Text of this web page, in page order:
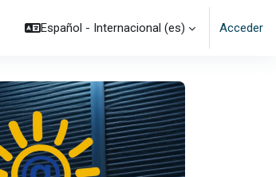
Español - Internacional ‎(es)‎ Acceder